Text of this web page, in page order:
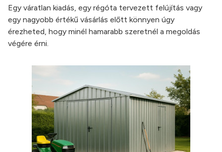
Egy váratlan kiadás, egy régóta tervezett felújítás vagy
egy nagyobb értékű vásárlás előtt könnyen úgy
érezheted, hogy minél hamarabb szeretnél a megoldás
végére érni.